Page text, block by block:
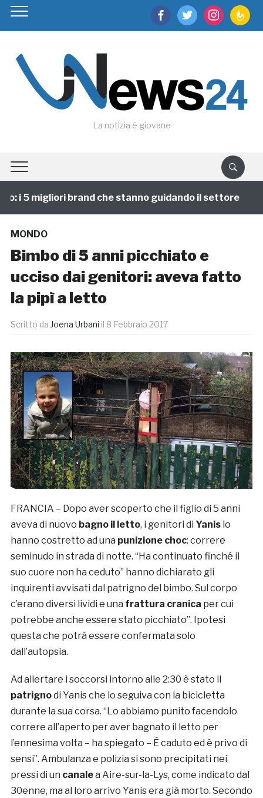
facebooktwitter instagram
La notizia è giovane
i 5 migliori brand che stanno guidando il settore
MONDO
Bimbo di 5 anni picchiato e
ucciso dai genitori: aveva fatto
la pipì a letto
Scritto da Joena Urbani il 8 Febbraio 2017
FRANCIA – Dopo aver scoperto che il figlio di 5 anni
aveva di nuovo bagno il letto, i genitori di Yanislo
hanno costretto ad una punizione choc: correre
seminudo in strada di notte. “Ha continuato finché il
suo cuore non ha ceduto” hanno dichiarato gli
inquirenti avvisati dal patrigno del bimbo. Sul corpo
c’erano diversi lividi e una frattura cranica per cui
potrebbe anche essere stato picchiato”. Ipotesi
questa che potrà essere confermata solo
dall’autopsia.
Ad allertare i soccorsi intorno alle 2:30 è stato il
patrignodi Yanis che lo seguiva con la bicicletta
durante la sua corsa. “Lo abbiamo punito facendolo
correre all’aperto per aver bagnato il letto per
l’ennesima volta – ha spiegato – È caduto ed è privo di
sensi”. Ambulanza e polizia si sono precipitati nei
pressi di un canalea Aire-sur-la-Lys, come indicato dal
30enne, ma al loro arrivo Yanis era già morto. Secondo